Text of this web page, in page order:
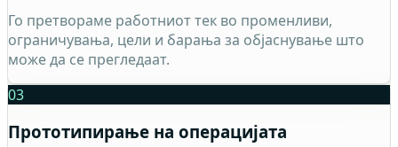
Го претвораме работниот тек во променливи,
ограничувања, цели и барања за објаснување што
може да се прегледаат.
03
Прототипирање на операцијата